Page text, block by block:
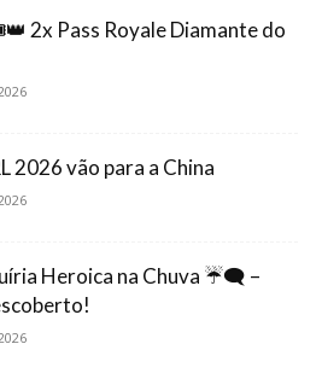
2x Pass Royale Diamante do
2026 vão para a China
Heroica na Chuva ☔🗨️ –